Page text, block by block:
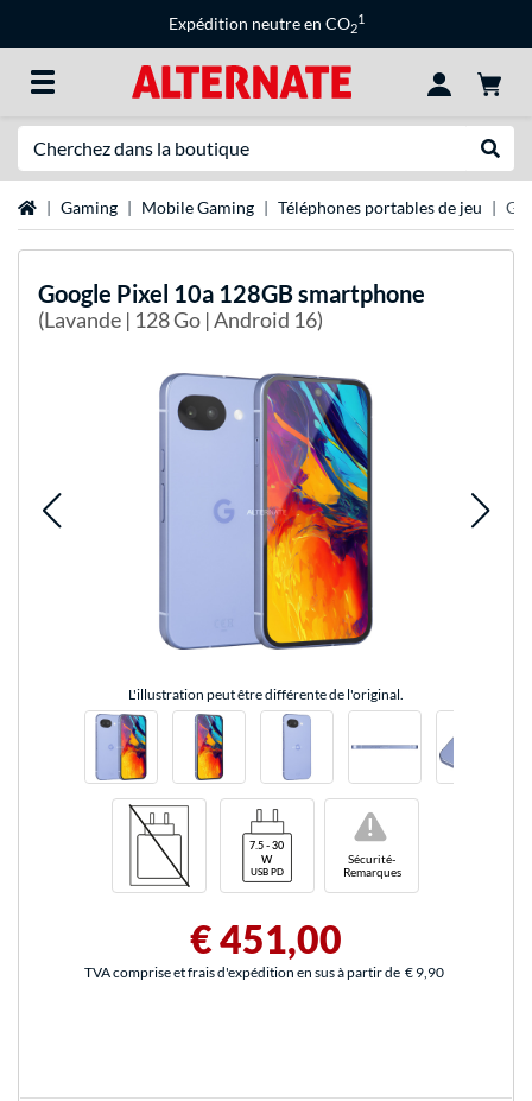
Expédition neutre en CO2
1
Page d'accueil
Gaming Mobile Gaming Téléphones portables de jeu
Google Pixel 10a 128GB smartphone
(Lavande | 128 Go | Android 16)
L'illustration peut être différente de l'original.
Sécurité-
Remarques
!
€ 451,00
TVA comprise et frais d'expédition en sus à partir de € 9,90